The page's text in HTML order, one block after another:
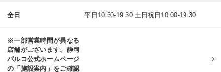
全日 平日10:30-19:30 土日祝日10:00-19:30
※一部営業時間が異なる
店舗がございます。静岡
パルコ公式ホームページ
の「施設案内」をご確認